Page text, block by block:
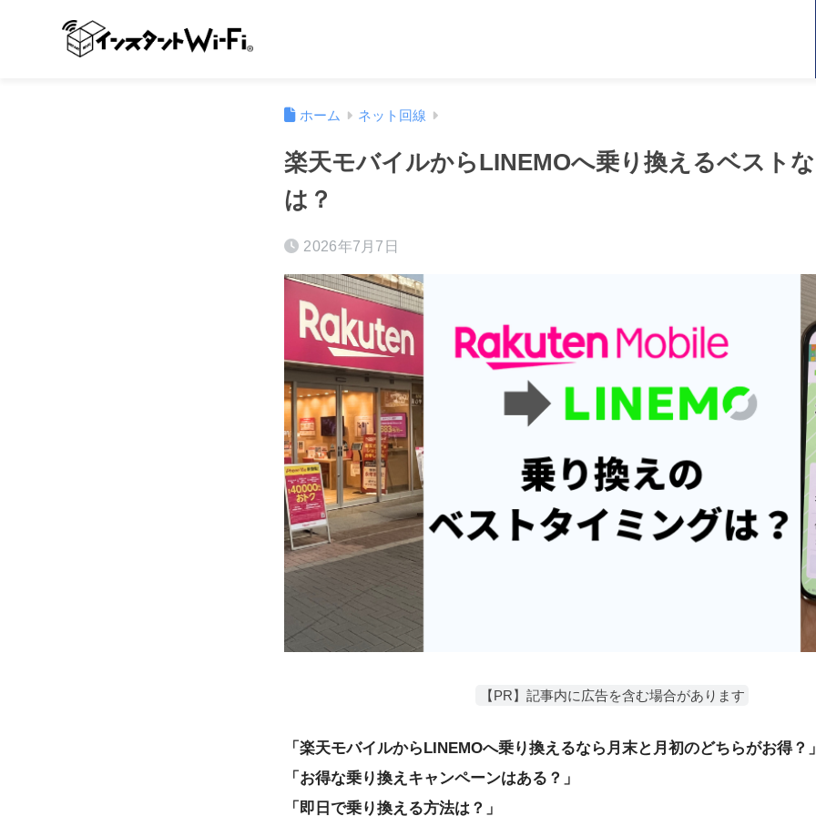
ホーム ネット回線
楽天モバイルからLINEMOへ乗り換えるベスト
は？
2026年7月7日
【PR】記事内に広告を含む場合があります
「楽天モバイルからLINEMOへ乗り換えるなら月末と月初のどちらがお得？
「お得な乗り換えキャンペーンはある？」
「即日で乗り換える方法は？」